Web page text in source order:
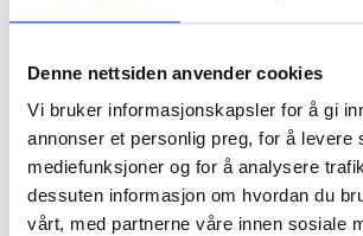
Denne nettsiden anvender cookies
Vi bruker informasjonskapsler for å gi
annonser et personlig preg, for å levere
mediefunksjoner og for å analysere
dessuten informasjon om hvordan du
vårt, med partnerne våre innen sosiale